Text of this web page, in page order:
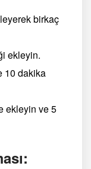
birkaç
ekleyin.
10 dakika
ekleyin ve 5